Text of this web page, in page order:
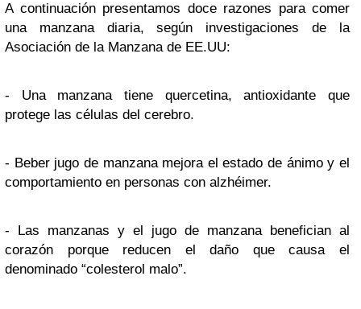
A continuación presentamos doce razones para comer
una manzana diaria, según investigaciones de la
Asociación de la Manzana de EE.UU:
- Una manzana tiene quercetina, antioxidante que
protege las células del cerebro.
- Beber jugo de manzana mejora el estado de ánimo y el
comportamiento en personas con alzhéimer.
- Las manzanas y el jugo de manzana benefician al
corazón porque reducen el daño que causa el
denominado “colesterol malo”.